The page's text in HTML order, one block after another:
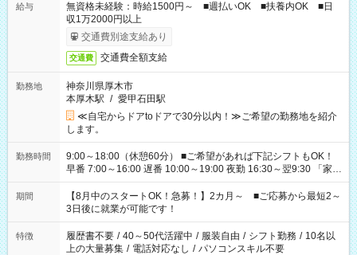
給与
無資格未経験：時給1500円～ ■週払いOK ■扶養内OK ■日
収1万2000円以上
交通費別途支給あり
交通費 交通費全額支給
勤務地
神奈川県厚木市
本厚木駅 / 愛甲石田駅
≪自宅からドアtoドアで30分以内！≫ご希望の勤務地を紹介
します。
勤務時間
9:00～18:00（休憩60分） ■ご希望があれば下記シフトもOK！
早番 7:00～16:00 遅番 10:00～19:00 夜勤 16:30～翌9:30 「家族
と休みを合わせたい」 「余裕を持って夕飯の準備がしたい」
「できれば残業はしたくない」 など、ご希望を教えてください
ね。 ※Wワーク希望の方へ 今ご覧のお仕事で希望する勤務時間
と、もう1つのお仕事の勤務時間。 合計で週40時間を超える場
合は応募できません。
期間
【8月中のスタートOK！急募！】2カ月～ ■ご応募から最短2～
3日後に就業が可能です！
特徴 履歴書不要 / 40～50代活躍中 / 服装自由 / シフト勤務 / 10名以
上の大量募集 / 電話対応なし / パソコンスキル不要